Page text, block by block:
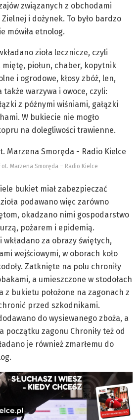
związanych z obchodami
i dożynek. To było bardzo
mówiła etnolog.
zioła lecznicze, czyli
piołun, chaber, kopytnik
i ogrodowe, kłosy zbóż, len,
warzywa i owoce, czyli:
z późnymi wiśniami, gałązki
W bukiecie nie mogło
na dolegliwości trawienne.
Marzena Smoręda – Radio Kielce
bukiet miał zabezpieczać
podawano więc zarówno
okadzano nimi gospodarstwo
pożarem i epidemią.
wkładano za obrazy świętych,
wejściowymi, w oborach koło
Zatknięte na polu chroniły
a umieszczone w stodołach
z bukietu położone na zagonach z
przed szkodnikami.
do wysiewanego zboża, a
początku zagonu Chroniły też od
je również zmarłemu do